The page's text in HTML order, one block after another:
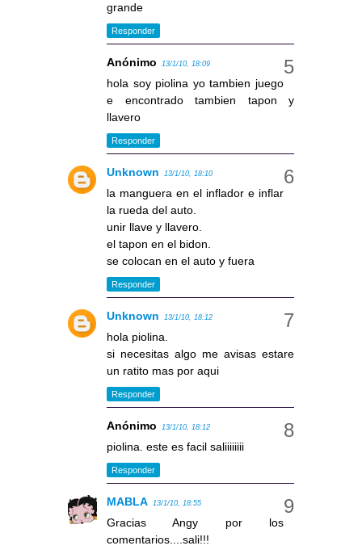
grande
Responder
Anónimo 13/1/10, 18:09
hola soy piolina yo tambien juego
e encontrado tambien tapon y
llavero
Responder
Unknown 13/1/10, 18:10
la manguera en el inflador e inflar
la rueda del auto.
unir llave y llavero.
el tapon en el bidon.
se colocan en el auto y fuera
Responder
Unknown 13/1/10, 18:12
hola piolina.
si necesitas algo me avisas estare
un ratito mas por aqui
Responder
Anónimo 13/1/10, 18:12
piolina. este es facil saliiiiiiii
Responder
MABLA 13/1/10, 18:55
Gracias Angy por los
comentarios....sali!!!